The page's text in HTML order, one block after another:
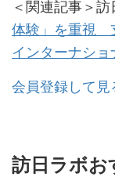
＜関連記事＞訪
体験」を重視
インターナショ
会員登録して見
訪日ラボお